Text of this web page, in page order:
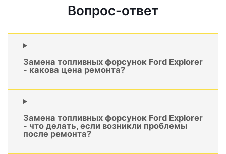
Вопрос-ответ
Замена топливных форсунок Ford Explorer
- какова цена ремонта?
Замена топливных форсунок Ford Explorer
- что делать, если возникли проблемы
после ремонта?